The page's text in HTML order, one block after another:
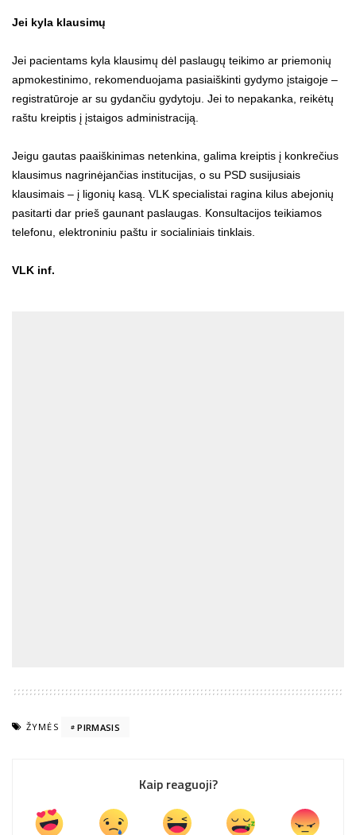
Jei kyla klausimų
Jei pacientams kyla klausimų dėl paslaugų teikimo ar priemonių
apmokestinimo, rekomenduojama pasiaiškinti gydymo įstaigoje –
registratūroje ar su gydančiu gydytoju. Jei to nepakanka, reikėtų
raštu kreiptis į įstaigos administraciją.
Jeigu gautas paaiškinimas netenkina, galima kreiptis į konkrečius
klausimus nagrinėjančias institucijas, o su PSD susijusiais
klausimais – į ligonių kasą. VLK specialistai ragina kilus abejonių
pasitarti dar prieš gaunant paslaugas. Konsultacijos teikiamos
telefonu, elektroniniu paštu ir socialiniais tinklais.
VLK inf.
ŽYMĖS PIRMASIS
Kaip reaguoji?